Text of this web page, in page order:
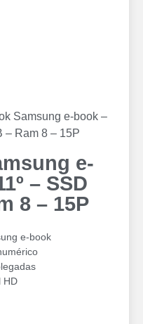
Samsung e-book –
– Ram 8 – 15P
e-
– SSD
8 – 15P
e-book
HD